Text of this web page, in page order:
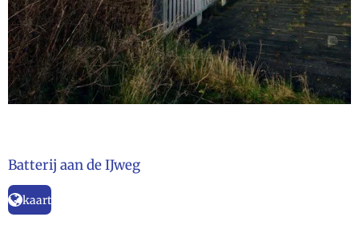
Batterij aan de IJweg
kaart